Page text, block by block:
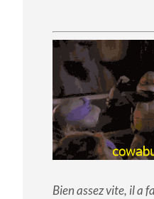
Bien assez vite, il a